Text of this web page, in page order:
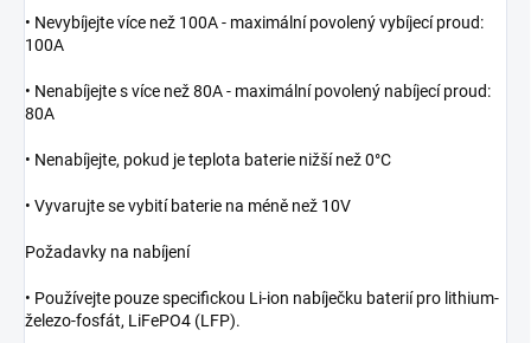
• Nevybíjejte více než 100A - maximální povolený vybíjecí proud:
100A
• Nenabíjejte s více než 80A - maximální povolený nabíjecí proud:
80A
• Nenabíjejte, pokud je teplota baterie nižší než 0°C
• Vyvarujte se vybití baterie na méně než 10V
Požadavky na nabíjení
• Používejte pouze specifickou Li-ion nabíječku baterií pro lithium-
železo-fosfát, LiFePO4 (LFP).